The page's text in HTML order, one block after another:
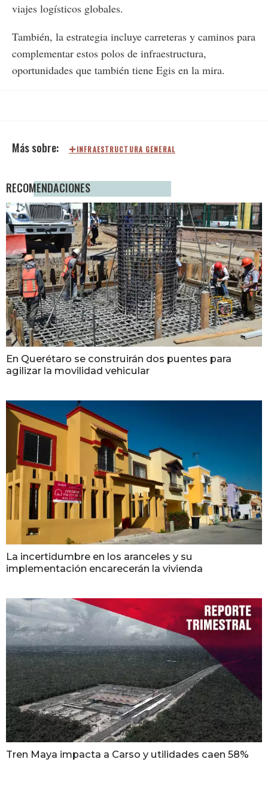
viajes logísticos globales.
También, la estrategia incluye carreteras y caminos para
complementar estos polos de infraestructura,
oportunidades que también tiene Egis en la mira.
INFRAESTRUCTURA GENERAL
RECOMENDACIONES
En Querétaro se construirán dos puentes para
agilizar la movilidad vehicular
La incertidumbre en los aranceles y su
implementación encarecerán la vivienda
Tren Maya impacta a Carso y utilidades caen 58%